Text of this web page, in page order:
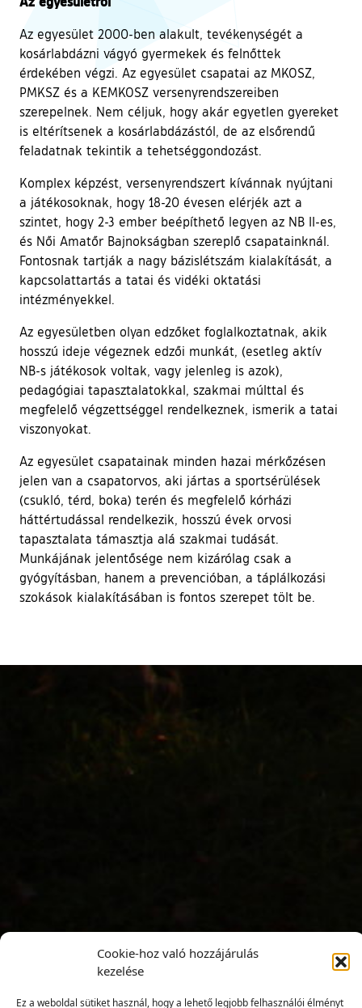
Cookie-hoz való hozzájárulás
kezelése
Ez a weboldal sütiket használ, hogy a lehető legjobb felhasználói élményt
Az egyesület 2000-ben alakult, tevékenységét a
kosárlabdázni vágyó gyermekek és felnőttek
érdekében végzi. Az egyesület csapatai az MKOSZ,
PMKSZ és a KEMKOSZ versenyrendszereiben
szerepelnek. Nem céljuk, hogy akár egyetlen gyereket
is eltérítsenek a kosárlabdázástól, de az elsőrendű
feladatnak tekintik a tehetséggondozást.
Komplex képzést, versenyrendszert kívánnak nyújtani
a játékosoknak, hogy 18-20 évesen elérjék azt a
szintet, hogy 2-3 ember beépíthető legyen az NB II-es,
és Női Amatőr Bajnokságban szereplő csapatainknál.
Fontosnak tartják a nagy bázislétszám kialakítását, a
kapcsolattartás a tatai és vidéki oktatási
intézményekkel.
Az egyesületben olyan edzőket foglalkoztatnak, akik
hosszú ideje végeznek edzői munkát, (esetleg aktív
NB-s játékosok voltak, vagy jelenleg is azok),
pedagógiai tapasztalatokkal, szakmai múlttal és
megfelelő végzettséggel rendelkeznek, ismerik a tatai
viszonyokat.
Az egyesület csapatainak minden hazai mérkőzésen
jelen van a csapatorvos, aki jártas a sportsérülések
(csukló, térd, boka) terén és megfelelő kórházi
háttértudással rendelkezik, hosszú évek orvosi
tapasztalata támasztja alá szakmai tudását.
Munkájának jelentősége nem kizárólag csak a
gyógyításban, hanem a prevencióban, a táplálkozási
szokások kialakításában is fontos szerepet tölt be.